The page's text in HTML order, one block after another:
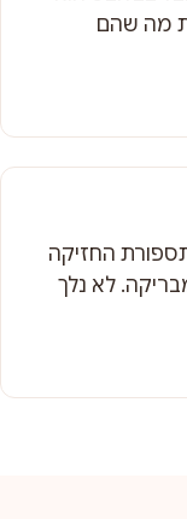
מה שהם
החזיקה
לא נלך